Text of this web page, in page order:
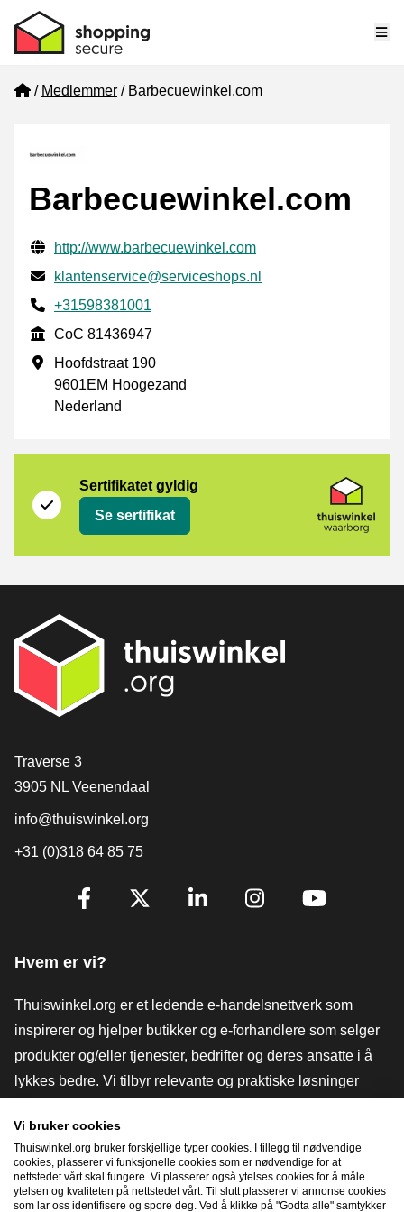
Home
Medlemmer Barbecuewinkel.com
Barbecuewinkel.com
Verifisert kontaktinformasjon
Website URL
http://www.barbecuewinkel.com
E-post
klantenservice@serviceshops.nl
Phone number
+31598381001
CoC
CoC 81436947
Forretningsadresse
Hoofdstraat 190
9601EM Hoogezand
Nederland
Sertifikatet gyldig
Se sertifikat
[_General:Contact]
Traverse 3
3905 NL Veenendaal
info@thuiswinkel.org
+31 (0)318 64 85 75
[_General:SocialMediaTitle]
Hvem er vi?
Thuiswinkel.org er et ledende e-handelsnettverk som
inspirerer og hjelper butikker og e-forhandlere som selger
produkter og/eller tjenester, bedrifter og deres ansatte i å
lykkes bedre. Vi tilbyr relevante og praktiske løsninger
verktøy og råd, advokatvirksomhet, markedsundersøkelser,
og har vår egen utdanningsplattform, Thuiswinkel e-
Academy.
Vi bruker cookies
Thuiswinkel.org bruker forskjellige typer cookies. I tillegg til nødvendige
cookies, plasserer vi funksjonelle cookies som er nødvendige for at
nettstedet vårt skal fungere. Vi plasserer også ytelses cookies for å måle
ytelsen og kvaliteten på nettstedet vårt. Til slutt plasserer vi annonse cookies
som lar oss identifisere og spore deg. Ved å klikke på "Godta alle" samtykker